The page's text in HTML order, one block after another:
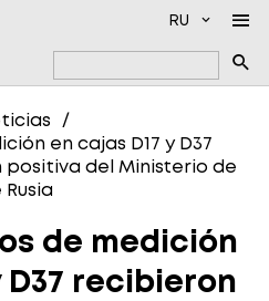
RU
DE ALTO VOLTAJE
ELÉCTRICA
en cajas D17 y D37
positiva del Ministerio de
de medición
D37 recibieron